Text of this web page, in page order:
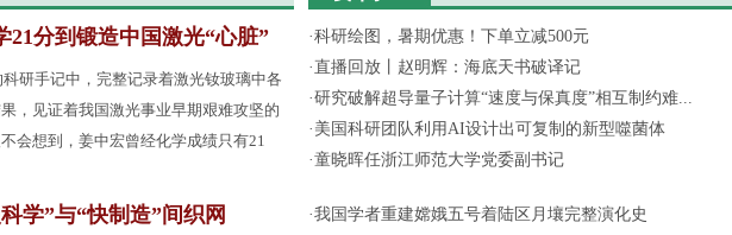
21分到锻造中国激光“心脏”
研手记中，完整记录着激光钕玻璃中各
，见证着我国激光事业早期艰难攻坚的
会想到，姜中宏曾经化学成绩只有21
学”与“快制造”间织网
·科研绘图，暑期优惠！下单立减500元
·直播回放丨赵明辉：海底天书破译记
·研究破解超导量子计算“速度与保真度”相互制约难...
· 美国科研团队利用AI设计出可复制的新型噬菌体
·童晓晖任浙江师范大学党委副书记
·我国学者重建嫦娥五号着陆区月壤完整演化史